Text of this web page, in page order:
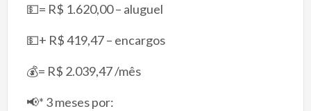
💵= R$ 1.620,00 – aluguel
💵+ R$ 419,47 – encargos
💰= R$ 2.039,47 /mês
📢* 3 meses por: